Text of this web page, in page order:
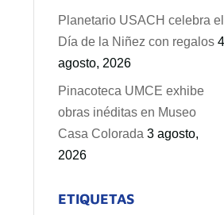
Planetario USACH celebra el
Día de la Niñez con regalos 4
agosto, 2026
Pinacoteca UMCE exhibe
obras inéditas en Museo
Casa Colorada 3 agosto,
2026
ETIQUETAS